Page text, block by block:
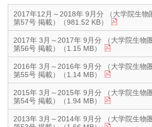
2017年12月～2018年 9月分 （大学院生物
第57号 掲載）（981.52 KB）
2017年 3月～2017年 9月分 （大学院生物
第56号 掲載）（1.15 MB）
2016年 3月～2016年 9月分 （大学院生物
第55号 掲載）（1.14 MB）
2015年 3月～2015年 9月分 （大学院生物
第54号 掲載）（1.94 MB）
2013年 3月～2014年 9月分 （大学院生物